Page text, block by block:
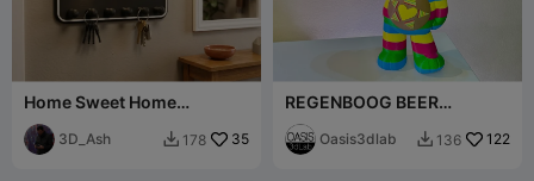
Home Sweet Home
Sleutelhanger -
Wandgemonteerd
Sleutelrek 240mm
3D_Ash  178 35
REGENBOOG BEER
LADEHOUDER
Oasis3dlab  136 122